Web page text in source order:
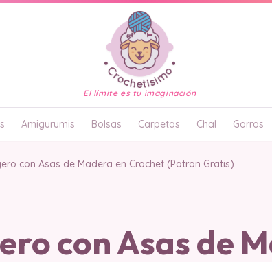
El límite es tu imaginación
Amigurumis Bolsas Carpetas Chal Gorros
con Asas de Madera en Crochet (Patron Gratis)
con Asas de